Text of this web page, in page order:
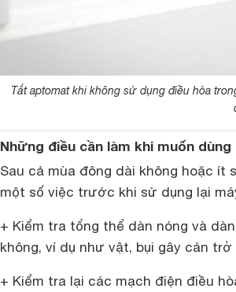
Tắt aptomat khi không sử dụng điều hòa
Những điều cần làm khi muốn dùng
Sau cả mùa đông dài không hoặc ít
một số việc trước khi sử dụng lại
+ Kiểm tra tổng thể dàn nóng và
không, ví dụ như vật, bụi gây cản
+ Kiểm tra lại các mạch điện điều